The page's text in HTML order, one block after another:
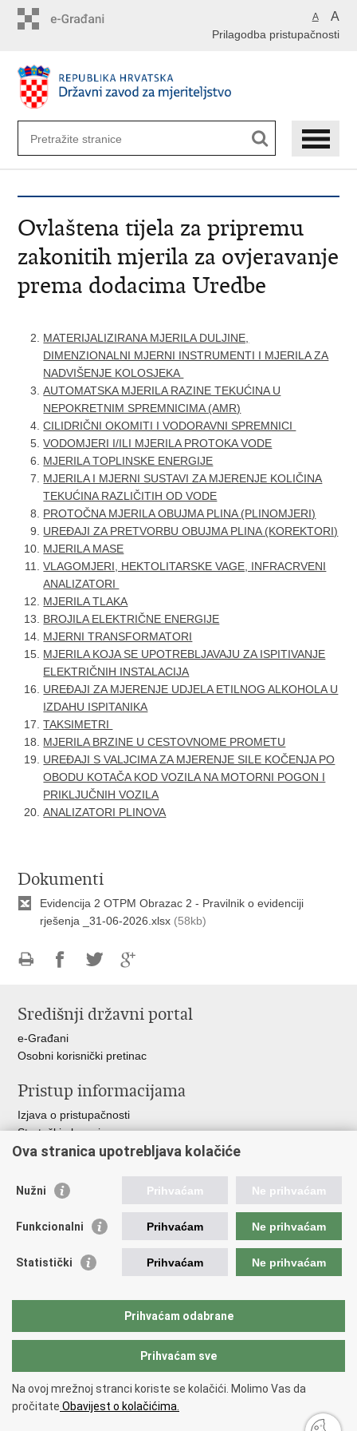
A A
Prilagodba pristupačnosti
Ovlaštena tijela za pripremu
zakonitih mjerila za ovjeravanje
prema dodacima Uredbe
MATERIJALIZIRANA MJERILA DULJINE,
DIMENZIONALNI MJERNI INSTRUMENTI I MJERILA ZA
NADVIŠENJE KOLOSJEKA
AUTOMATSKA MJERILA RAZINE TEKUĆINA U
NEPOKRETNIM SPREMNICIMA (AMR)
CILIDRIČNI OKOMITI I VODORAVNI SPREMNICI
VODOMJERI I/ILI MJERILA PROTOKA VODE
MJERILA TOPLINSKE ENERGIJE
MJERILA I MJERNI SUSTAVI ZA MJERENJE KOLIČINA
TEKUĆINA RAZLIČITIH OD VODE
PROTOČNA MJERILA OBUJMA PLINA (PLINOMJERI)
UREĐAJI ZA PRETVORBU OBUJMA PLINA (KOREKTORI)
MJERILA MASE
VLAGOMJERI, HEKTOLITARSKE VAGE, INFRACRVENI
ANALIZATORI
MJERILA TLAKA
BROJILA ELEKTRIČNE ENERGIJE
MJERNI TRANSFORMATORI
MJERILA KOJA SE UPOTREBLJAVAJU ZA ISPITIVANJE
ELEKTRIČNIH INSTALACIJA
UREĐAJI ZA MJERENJE UDJELA ETILNOG ALKOHOLA U
IZDAHU ISPITANIKA
TAKSIMETRI
MJERILA BRZINE U CESTOVNOME PROMETU
UREĐAJI S VALJCIMA ZA MJERENJE SILE KOČENJA PO
OBODU KOTAČA KOD VOZILA NA MOTORNI POGON I
PRIKLJUČNIH VOZILA
ANALIZATORI PLINOVA
Dokumenti
Evidencija 2 OTPM Obrazac 2 - Pravilnik o evidenciji
rješenja _31-06-2026.xlsx (58kb)
FacebookuTwitteruGoogle
Središnji državni portal
e-Građani
Osobni korisnički pretinac
Pristup informacijama
Izjava o pristupačnosti
Strateški planovi
Planovi nabave
Financijski dokumenti
Etički kodeks
Važne poveznice
Vlada RH
Ministarstvo gospodarstva i održivog razvoja
WELMEC
Povratak na vrh
Copyright © 2026 Državni zavod za mjeriteljstvo.
Ova stranica upotrebljava kolačiće
Nužni Prihvaćam Ne prihvaćam
Funkcionalni Prihvaćam Ne prihvaćam
Statistički Prihvaćam Ne prihvaćam
Prihvaćam odabrane
Prihvaćam sve
Na ovoj mrežnoj stranci koriste se kolačići. Molimo Vas da
pročitate Obavijest o kolačićima.